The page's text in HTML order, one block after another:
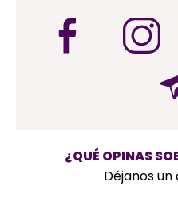
¿QUÉ OPINAS
Déjanos